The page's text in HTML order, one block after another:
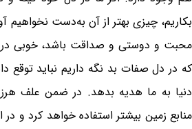
بکاریم، چیزی بهتر از آن به‌دست نخواهیم
محبت و دوستی و صداقت باشد، خوبی
که در دل صفات بد نگه داریم نباید توقع
دنیا به ما هدیه بدهد. در ضمن علف هرز
منابع زمین بیشتر استفاده خواهد کرد و